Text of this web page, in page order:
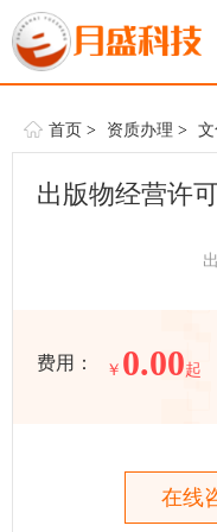
首页 > 资质办理 >
出版物经营许
费用： ￥ 0.00起